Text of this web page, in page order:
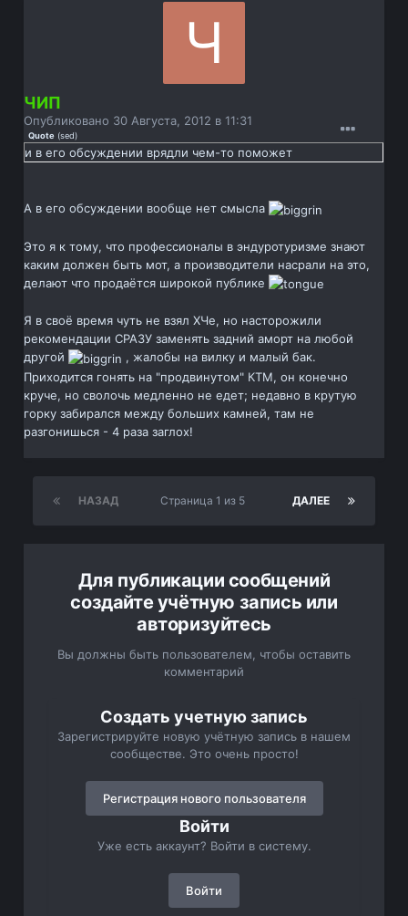
ЧИП
Опубликовано 30 Августа, 2012 в 11:31
Quote (sed)
и в его обсуждении врядли чем-то поможет
А в его обсуждении вообще нет смысла
Это я к тому, что профессионалы в эндуротуризме знают
каким должен быть мот, а производители насрали на это,
делают что продаётся широкой публике
Я в своё время чуть не взял ХЧе, но насторожили
рекомендации СРАЗУ заменять задний аморт на любой
другой
, жалобы на вилку и малый бак.
Приходится гонять на "продвинутом" КТМ, он конечно
круче, но сволочь медленно не едет; недавно в крутую
горку забирался между больших камней, там не
разгонишься - 4 раза заглох!
НАЗАД ДАЛЕЕ
Страница 1 из 5
Для публикации сообщений
создайте учётную запись или
авторизуйтесь
Вы должны быть пользователем, чтобы оставить
комментарий
Создать учетную запись
Зарегистрируйте новую учётную запись в нашем
сообществе. Это очень просто!
Регистрация нового пользователя
Войти
Уже есть аккаунт? Войти в систему.
Войти